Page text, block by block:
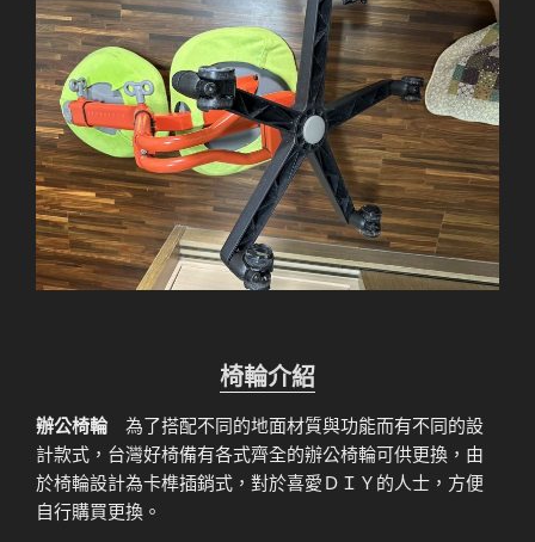
椅輪介紹
辦公椅輪為了搭配不同的地面材質與功能而有不同的設
計款式，台灣好椅備有各式齊全的辦公椅輪可供更換，由
於椅輪設計為卡榫插銷式，對於喜愛ＤＩＹ的人士，方便
自行購買更換。